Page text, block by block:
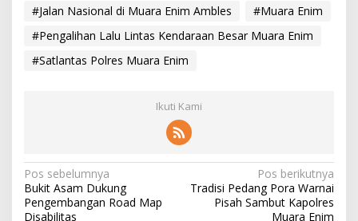
i
k
a
n
#Jalan Nasional di Muara Enim Ambles
#Muara Enim
#Pengalihan Lalu Lintas Kendaraan Besar Muara Enim
#Satlantas Polres Muara Enim
Ikuti Kami
N
a
Pos sebelumnya
Bukit Asam Dukung
Pengembangan Road Map
Disabilitas
Pos berikutnya
Tradisi Pedang Pora Warnai
Pisah Sambut Kapolres
Muara Enim